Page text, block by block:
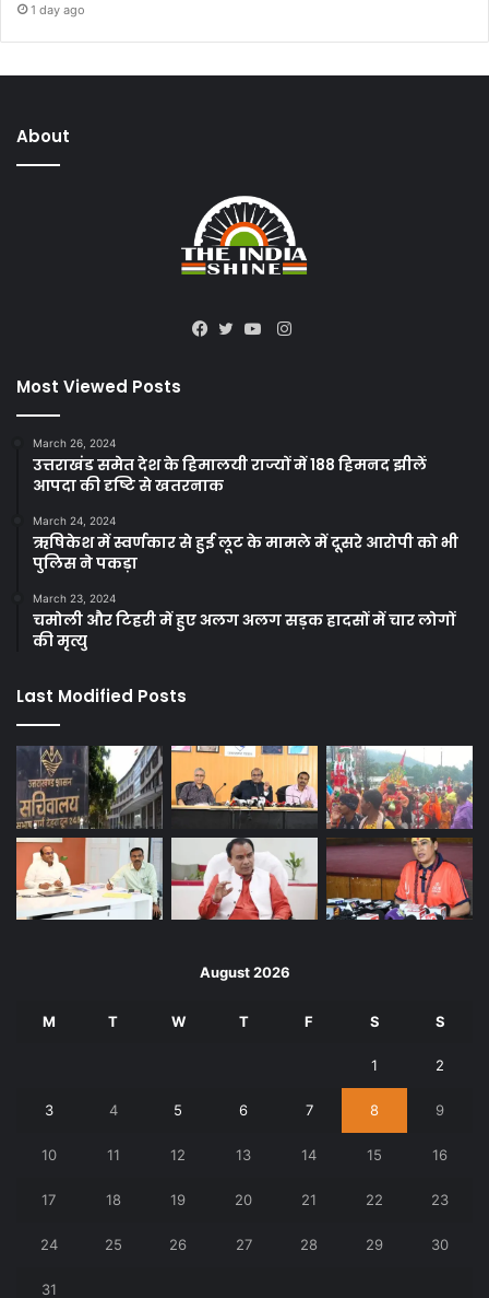
1 day ago
About
Instagram
Most Viewed Posts
March 26, 2024
उत्तराखंड समेत देश के हिमालयी राज्यों में 188 हिमनद झीलें
आपदा की दृष्टि से खतरनाक
March 24, 2024
ऋषिकेश में स्वर्णकार से हुई लूट के मामले में दूसरे आरोपी को भी
पुलिस ने पकड़ा
March 23, 2024
चमोली और टिहरी में हुए अलग अलग सड़क हादसों में चार लोगों
की मृत्यु
Last Modified Posts
August 2026
M T W T F S S
1 2
3 4 5 6 7 8 9
10 11 12 13 14 15 16
17 18 19 20 21 22 23
24 25 26 27 28 29 30
31